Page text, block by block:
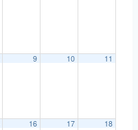
9 10 11
16 17 18